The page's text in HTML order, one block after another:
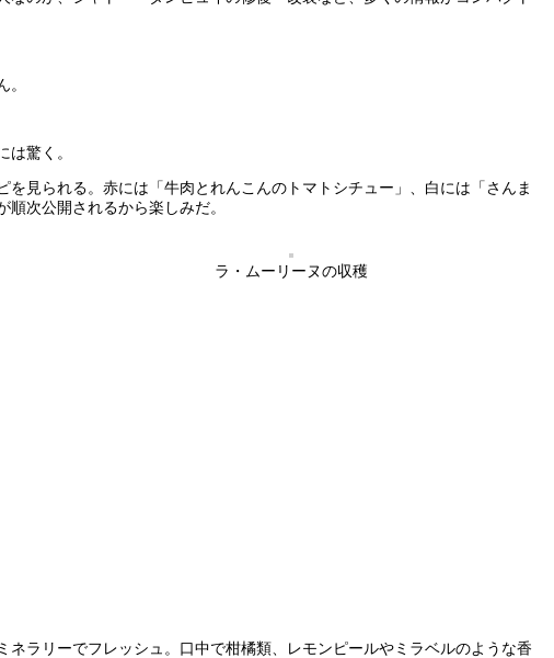
。
は驚く。
見られる。赤には「牛肉とれんこんのトマトシチュー」、白には「さんま
次公開されるから楽しみだ。
ラ・ムーリーヌの収穫
ラリーでフレッシュ。口中で柑橘類、レモンピールやミラベルのような香